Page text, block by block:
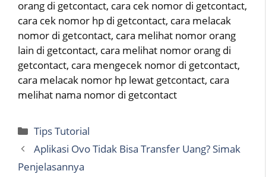
orang di getcontact, cara cek nomor di getcontact,
cara cek nomor hp di getcontact, cara melacak
nomor di getcontact, cara melihat nomor orang
lain di getcontact, cara melihat nomor orang di
getcontact, cara mengecek nomor di getcontact,
cara melacak nomor hp lewat getcontact, cara
melihat nama nomor di getcontact
Categories
Tips Tutorial
Aplikasi Ovo Tidak Bisa Transfer Uang? Simak
Penjelasannya